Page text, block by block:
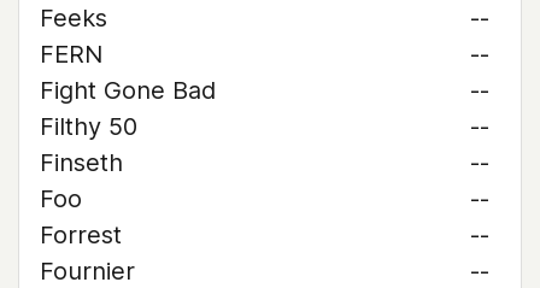
Feeks
--
FERN
--
Fight Gone Bad
--
Filthy 50
--
Finseth
--
Foo
--
Forrest
--
Fournier
--